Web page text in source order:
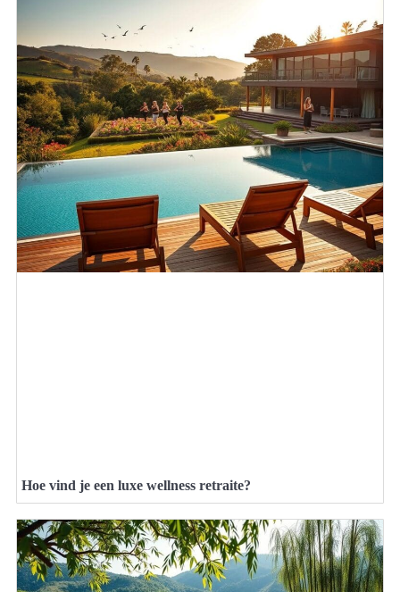
Hoe vind je een luxe wellness retraite?